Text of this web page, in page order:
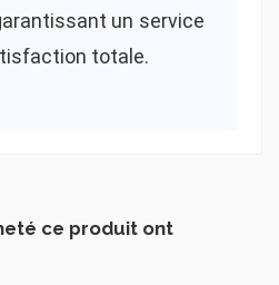
un service
totale.
ce produit ont